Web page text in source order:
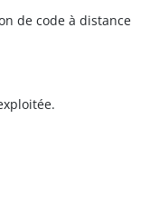
de code à distance